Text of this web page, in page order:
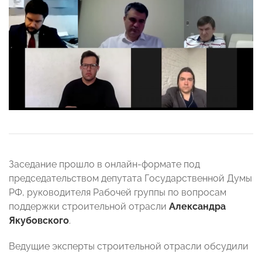
Заседание прошло в онлайн-формате под
председательством депутата Государственной Думы
РФ, руководителя Рабочей группы по вопросам
поддержки строительной отрасли Александра
Якубовского.
Ведущие эксперты строительной отрасли обсудили